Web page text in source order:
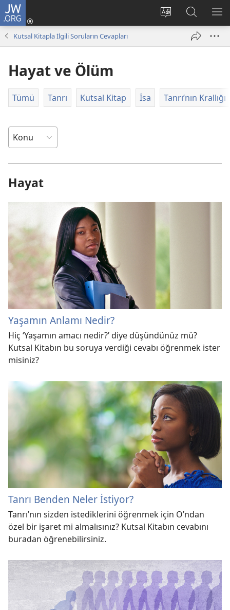
JW.ORG
Site
değiştir
Oturum
Aç
Sitede
Ara
Kutsal Kitapla İlgili Soruların Cevapları
Hayat ve Ölüm
Tümü Tanrı Kutsal Kitap İsa Tanrı’nın Krallığı
Hayat
Yaşamın Anlamı Nedir?
Hiç ‘Yaşamın amacı nedir?’ diye düşündünüz mü?
Kutsal Kitabın bu soruya verdiği cevabı öğrenmek ister
misiniz?
Tanrı Benden Neler İstiyor?
Tanrı’nın sizden istediklerini öğrenmek için O’ndan
özel bir işaret mi almalısınız? Kutsal Kitabın cevabını
buradan öğrenebilirsiniz.